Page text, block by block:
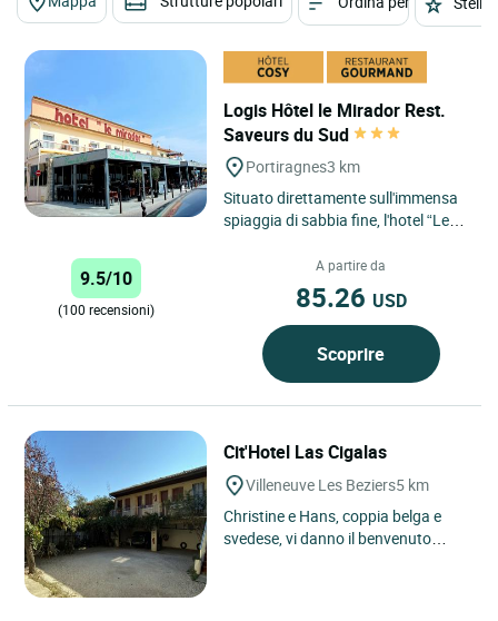
Logis Hôtel le Mirador Rest.
Saveurs du Sud
Portiragnes3 km
Situato direttamente sull'immensa
spiaggia di sabbia fine, l'hotel “Le
sul Mediterraneo....
9.5/10
(100 recensioni)
A partire da
85.26 USD
Scoprire
Cit'Hotel Las Cigalas
Villeneuve Les Beziers5 km
Christine e Hans, coppia belga e
svedese, vi danno il benvenuto